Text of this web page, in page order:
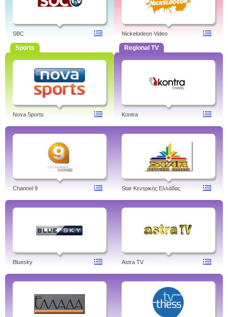
SBC Nickelodeon Video
Sports
Nova Sports
Regional TV
Kontra
Channel 9 Star Κεντρικής Ελλάδας
Bluesky Astra TV